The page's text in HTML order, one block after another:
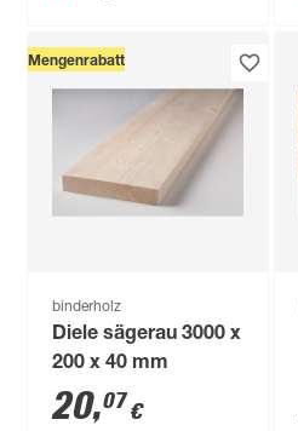
Mengenrabatt
binderholz
Diele sägerau 3000 x
200 x 40 mm
20,07€